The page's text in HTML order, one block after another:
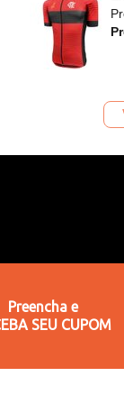
Preencha e
SEU CUPOM